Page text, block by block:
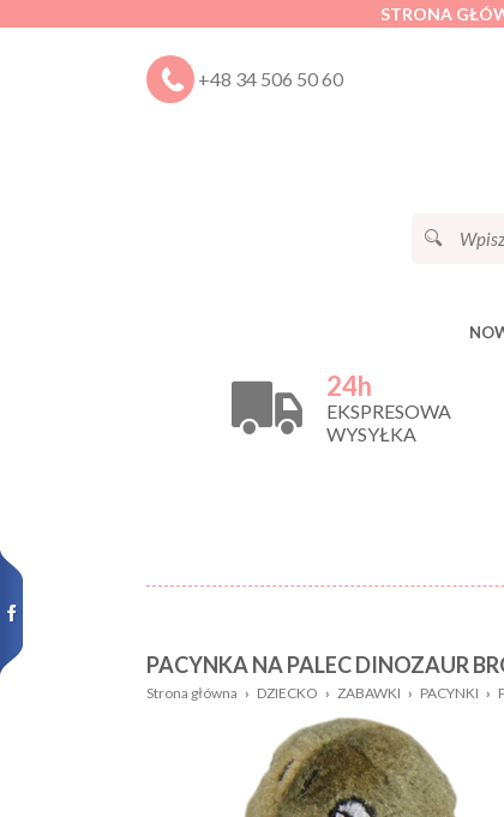
STRONA
+48 34 506 50 60
24h
EKSPRESOWA
WYSYŁKA
Nazwa:
PACYNKA NA PALEC DINOZAUR
Strona główna › DZIECKO › ZABAWKI › PACYNKI ›